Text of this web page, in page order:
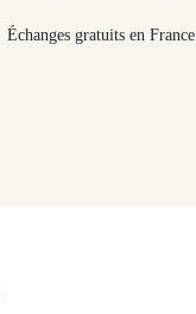
Échanges gratuits en France